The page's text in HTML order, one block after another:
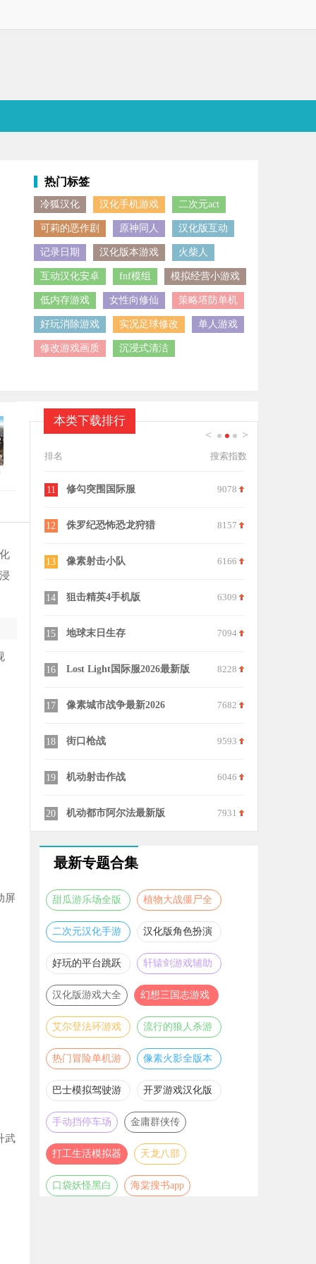
要塞等充满异域风情的元素，玩家需在此执行潜入侦查、爆
热门标签
冷狐汉化 汉化手机游戏 二次元act
可莉的恶作剧 原神同人 汉化版互动
记录日期 汉化版本游戏 火柴人
互动汉化安卓 fnf模组 模拟经营小游戏
低内存游戏 女性向修仙 策略塔防单机
好玩消除游戏 实况足球修改 单人游戏
修改游戏画质 沉浸式清洁
屏
武
本类下载排行
< >
排名 搜索指数
7908
11 修勾突围国际服 9078
12 侏罗纪恐怖恐龙狩猎 8157
13 像素射击小队 6166
14 狙击精英4手机版 6309
15 地球末日生存 7094
16 Lost Light国际服2026最新版 8228
17 像素城市战争最新2026 7682
18 街口枪战 9593
19 机动射击作战 6046
20 机动都市阿尔法最新版 7931
最新专题合集
甜瓜游乐场全版
本合集
植物大战僵尸全
版本合集
二次元汉化手游
推荐
汉化版角色扮演
游戏大全
好玩的平台跳跃
游戏合集
轩辕剑游戏辅助
合集
汉化版游戏大全
幻想三国志游戏
辅助合集
艾尔登法环游戏
辅助合集
流行的狼人杀游
戏合集
热门冒险单机游
戏合集
像素火影全版本
合集
巴士模拟驾驶游
戏合集
开罗游戏汉化版
大全
手动挡停车场
金庸群侠传
打工生活模拟器 天龙八部
口袋妖怪黑白 海棠搜书app